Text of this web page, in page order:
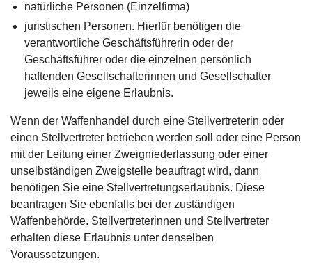
natürliche Personen (Einzelfirma)
juristischen Personen. Hierfür benötigen die
verantwortliche Geschäftsführerin oder der
Geschäftsführer oder die einzelnen persönlich
haftenden Gesellschafterinnen und Gesellschafter
jeweils eine eigene Erlaubnis.
Wenn der Waffenhandel durch eine Stellvertreterin oder
einen Stellvertreter betrieben werden soll oder eine Person
mit der Leitung einer Zweigniederlassung oder einer
unselbständigen Zweigstelle beauftragt wird, dann
benötigen Sie eine Stellvertretungserlaubnis. Diese
beantragen Sie ebenfalls bei der zuständigen
Waffenbehörde. Stellvertreterinnen und Stellvertreter
erhalten diese Erlaubnis unter denselben
Voraussetzungen.